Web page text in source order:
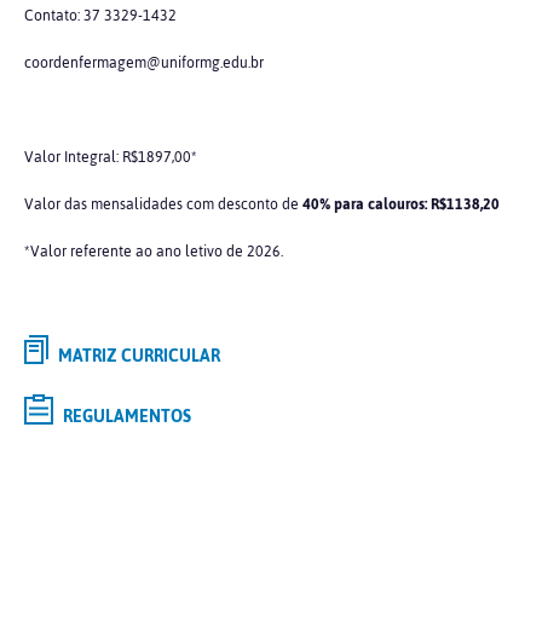
Contato: 37 3329-1432
coordenfermagem@uniformg.edu.br
Valor Integral: R$1897,00*
Valor das mensalidades com desconto de40% para calouros: R$1138,20
*Valor referente ao ano letivo de 2026.
MATRIZ CURRICULAR
REGULAMENTOS